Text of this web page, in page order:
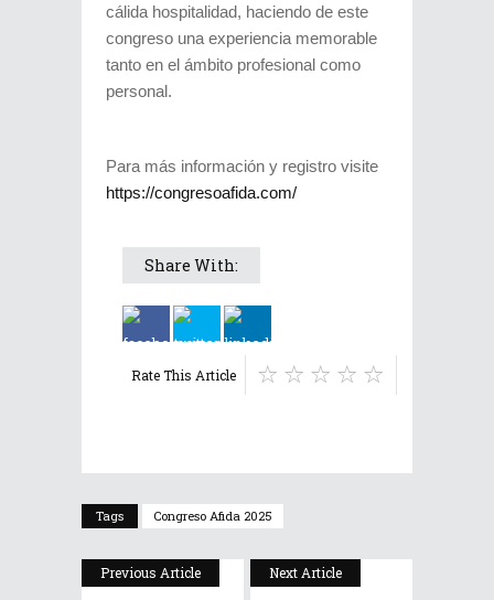
cálida hospitalidad, haciendo de este
congreso una experiencia memorable
tanto en el ámbito profesional como
personal.
Para más información y registro visite
https://congresoafida.com/
Share With:
Rate This Article
Tags Congreso Afida 2025
Previous Article Next Article